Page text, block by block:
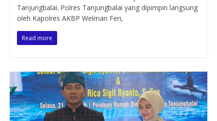
Tanjungbalai. Polres Tanjungbalai yang dipimpin langsung
oleh Kapolres AKBP Welman Feri,
Read more